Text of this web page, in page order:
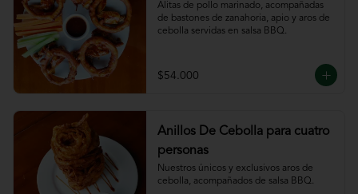
Alitas de pollo marinado, acompañadas
de bastones de zanahoria, apio y aros de
cebolla servidas en salsa BBQ.
$54.000
Anillos De Cebolla para cuatro
personas
Nuestros únicos y exclusivos aros de
cebolla, acompañados de salsa BBQ.